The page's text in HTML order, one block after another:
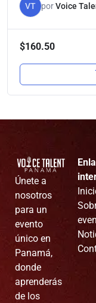
VT porVoice
$160.50
Únete a
nosotros
para un
evento
único en
Panamá,
donde
aprenderás
de los